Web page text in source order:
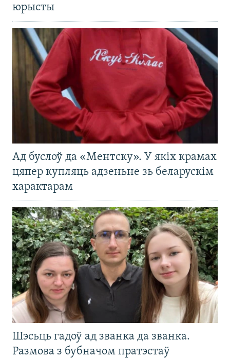
юрысты
Ад буслоў да «Ментску». У якіх крамах
цяпер купляць адзеньне зь беларускім
характарам
Шэсьць гадоў ад званка да званка.
Размова з бубначом пратэстаў